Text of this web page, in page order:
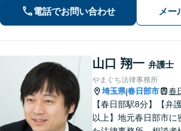
の取り扱い経
土日祝日・夜
電話でお問い合わせ メー
山口 翔一 弁護士
やまぐち法律事務所
埼玉県|春日部市 春
【春日部駅8分】【弁
以上】地元春日部市に